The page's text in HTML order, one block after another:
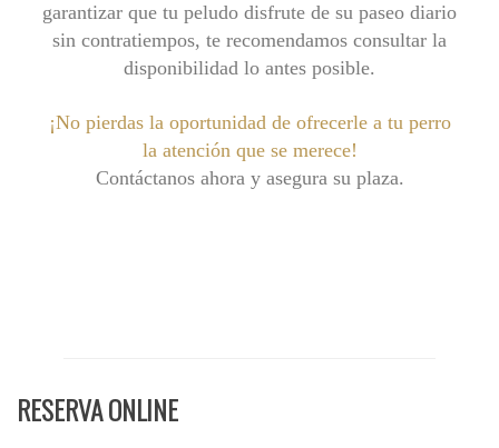
garantizar que tu peludo disfrute de su paseo diario
sin contratiempos, te recomendamos consultar la
disponibilidad lo antes posible.
¡No pierdas la oportunidad de ofrecerle a tu perro
la atención que se merece!
Contáctanos ahora y asegura su plaza.
RESERVA ONLINE